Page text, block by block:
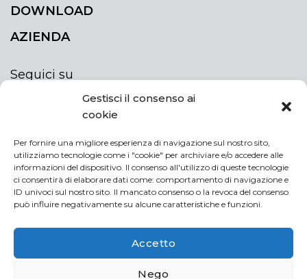
Gestisci il consenso ai
cookie
Per fornire una migliore esperienza di navigazione sul nostro sito,
utilizziamo tecnologie come i "cookie" per archiviare e/o accedere alle
informazioni del dispositivo. Il consenso all'utilizzo di queste tecnologie
ci consentirà di elaborare dati come: comportamento di navigazione e
ID univoci sul nostro sito. Il mancato consenso o la revoca del consenso
può influire negativamente su alcune caratteristiche e funzioni.
Accetto
Nego
DOWNLOAD
AZIENDA
Seguici su
ISCRIVITI ALLA NEWSLETTER
Rimani sempre aggiornato iscrivendoti alla
newsletter
NEWSLETTER
Acconsento al trattamento dei miei dati personali
If